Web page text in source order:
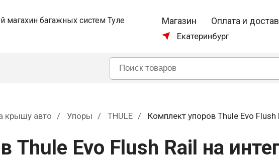
Магазин Оплата и
Екатеринбург
крышу авто Упоры THULE Комплект упоров Thule Evo Flush
Thule Evo Flush Rail на